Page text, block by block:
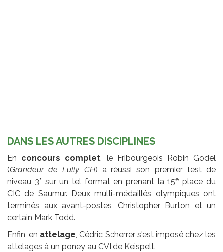
DANS LES AUTRES DISCIPLINES
En concours complet, le Fribourgeois Robin Godel
(Grandeur de Lully CH) a réussi son premier test de
niveau 3* sur un tel format en prenant la 15e place du
CIC de Saumur. Deux multi-médaillés olympiques ont
terminés aux avant-postes, Christopher Burton et un
certain Mark Todd.
Enfin, en attelage, Cédric Scherrer s'est imposé chez les
attelages à un poney au CVI de Keispelt.